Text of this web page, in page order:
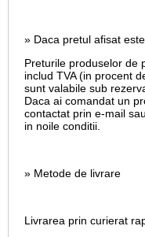
» Daca pretul afisat
Preturile produselor de
includ TVA (in procent
sunt valabile sub
Daca ai comandat un
contactat prin e-mail
in noile conditii.
» Metode de livrare
Livrarea prin curierat